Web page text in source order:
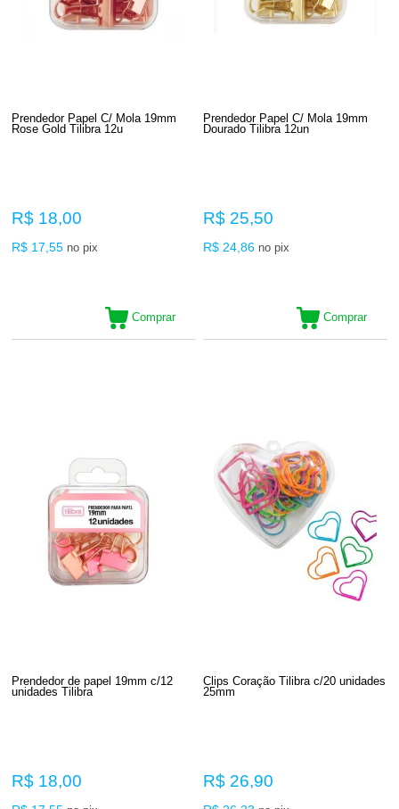
Prendedor Papel C/ Mola 19mm
Rose Gold Tilibra 12u
R$ 18,00
R$ 17,55 no pix
Comprar
Prendedor Papel C/ Mola 19mm
Dourado Tilibra 12un
R$ 25,50
R$ 24,86 no pix
Comprar
Prendedor de papel 19mm c/12
unidades Tilibra
R$ 18,00
Clips Coração Tilibra c/20 unidades
25mm
R$ 26,90